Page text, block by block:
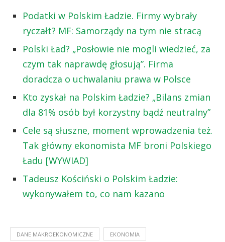
Podatki w Polskim Ładzie. Firmy wybrały
ryczałt? MF: Samorządy na tym nie stracą
Polski Ład? „Posłowie nie mogli wiedzieć, za
czym tak naprawdę głosują”. Firma
doradcza o uchwalaniu prawa w Polsce
Kto zyskał na Polskim Ładzie? „Bilans zmian
dla 81% osób był korzystny bądź neutralny”
Cele są słuszne, moment wprowadzenia też.
Tak główny ekonomista MF broni Polskiego
Ładu [WYWIAD]
Tadeusz Kościński o Polskim Ładzie:
wykonywałem to, co nam kazano
DANE MAKROEKONOMICZNE EKONOMIA